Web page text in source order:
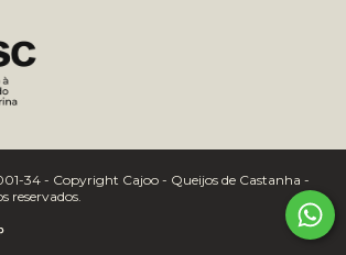
Copyright Cajoo - Queijos de Castanha -
reservados.